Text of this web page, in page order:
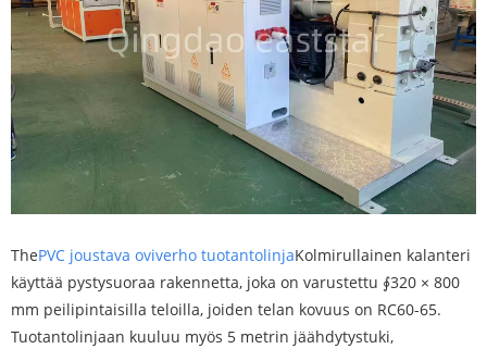
ThePVC joustava oviverho tuotantolinjaKolmirullainen kalanteri
käyttää pystysuoraa rakennetta, joka on varustettu ∮320 × 800
mm peilipintaisilla teloilla, joiden telan kovuus on RC60-65.
Tuotantolinjaan kuuluu myös 5 metrin jäähdytystuki,